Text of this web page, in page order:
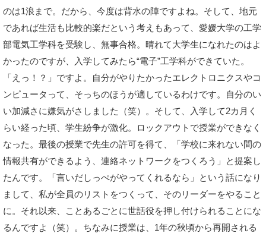
のは1浪まで。だから、今度は背水の陣ですよね。そして、地元
であれば生活も比較的楽だという考えもあって、愛媛大学の工学
部電気工学科を受験し、無事合格。晴れて大学生になれたのはよ
かったのですが、入学してみたら“電子”工学科ができていた。
「えっ！？」ですよ。自分がやりたかったエレクトロニクスやコ
ンピュータって、そっちのほうが適しているわけです。自分のい
い加減さに嫌気がさしました（笑）。そして、入学して2カ月く
らい経った頃、学生紛争が激化。ロックアウトで授業ができなく
なった。最後の授業で先生の許可を得て、「学校に来れない間の
情報共有ができるよう、連絡ネットワークをつくろう」と提案し
たんです。「言いだしっぺがやってくれるなら」という話になり
まして、私が全員のリストをつくって、そのリーダーをやること
に。それ以来、ことあるごとに世話役を押し付けられることにな
るんですよ（笑）。ちなみに授業は、1年の秋頃から再開される